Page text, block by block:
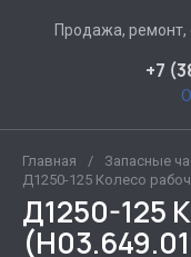
Продажа, ремонт,
+7
Главная / Запасные
Д1250-125 Колесо
Д1250-125